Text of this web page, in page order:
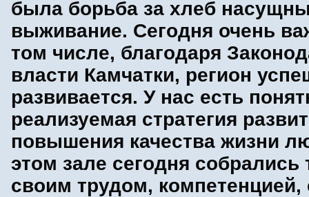
была борьба за хлеб
выживание. Сегодня очень
том числе, благодаря
власти Камчатки, регион
развивается. У нас есть
реализуемая стратегия
повышения качества жизни
этом зале сегодня собрались
своим трудом, компетенцией,